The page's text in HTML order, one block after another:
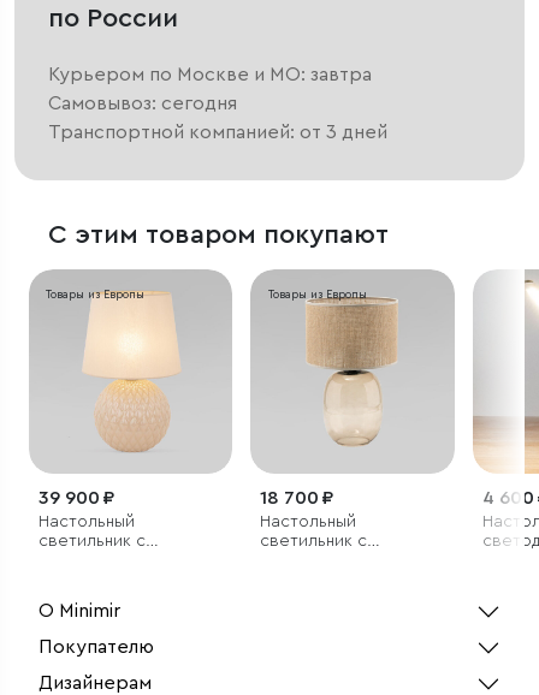
по России
Курьером по Москве и МО: завтра
Самовывоз: сегодня
Транспортной компанией: от 3 дней
С этим товаром покупают
Товары из Европы
39 900 ₽
Настольный
светильник с
Товары из Европы
18 700 ₽
Настольный
светильник с
4 600
О Minimir
Покупателю
Дизайнерам